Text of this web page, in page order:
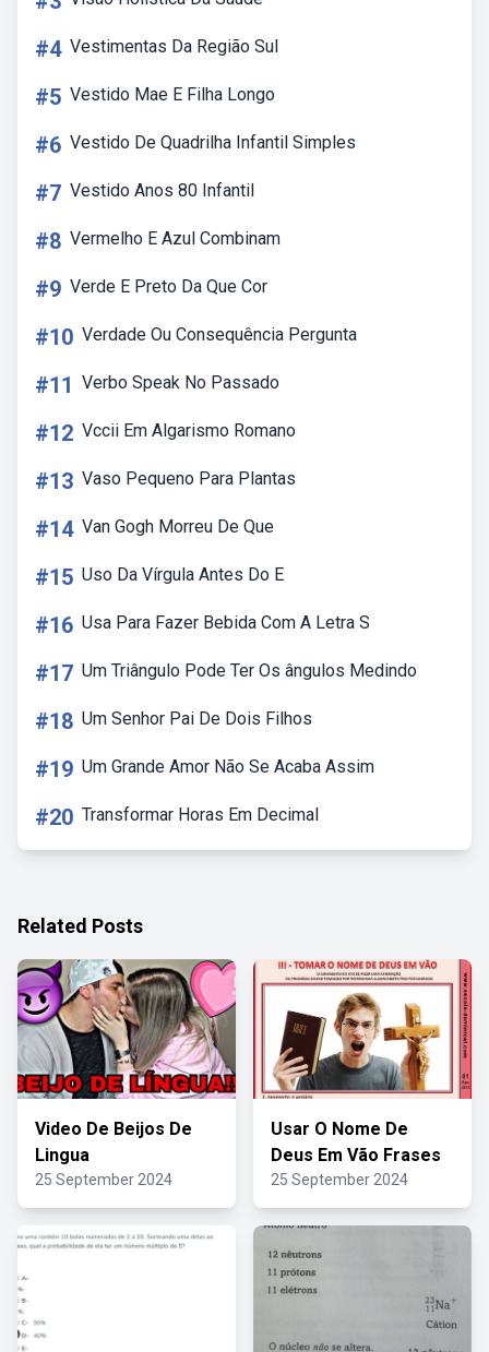
#4 Vestimentas Da Região Sul
#5 Vestido Mae E Filha Longo
#6 Vestido De Quadrilha Infantil Simples
#7 Vestido Anos 80 Infantil
#8 Vermelho E Azul Combinam
#9 Verde E Preto Da Que Cor
#10 Verdade Ou Consequência Pergunta
#11 Verbo Speak No Passado
#12 Vccii Em Algarismo Romano
#13 Vaso Pequeno Para Plantas
#14 Van Gogh Morreu De Que
#15 Uso Da Vírgula Antes Do E
#16 Usa Para Fazer Bebida Com A Letra S
#17 Um Triângulo Pode Ter Os ângulos Medindo
#18 Um Senhor Pai De Dois Filhos
#19 Um Grande Amor Não Se Acaba Assim
#20 Transformar Horas Em Decimal
Related Posts
Video De Beijos De
Lingua
25 September 2024
Usar O Nome De
Deus Em Vão Frases
25 September 2024